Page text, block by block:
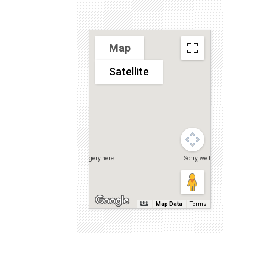
Sorry, we have no imagery
Sorry, we have no imagery here.
Sorry, we have no imagery here. Sorry, we have no imagery
Map
Satellite
Map Data Terms